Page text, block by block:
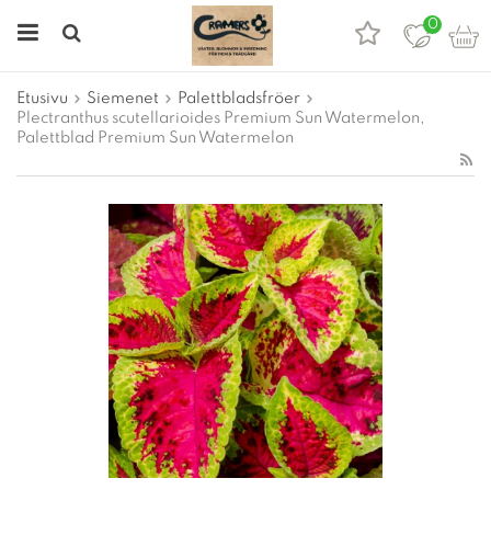
0
Etusivu Siemenet
Palettbladsfröer
Plectranthus scutellarioides Premium Sun Watermelon,
Palettblad Premium Sun Watermelon